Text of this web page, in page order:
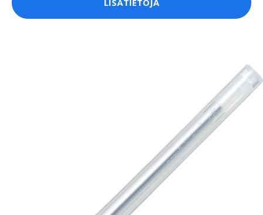
LISÄTIETOJA